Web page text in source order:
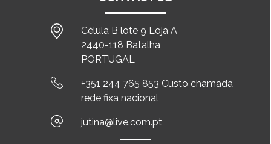
Célula B lote 9 Loja A
2440-118 Batalha
PORTUGAL
+351 244 765 853 Custo chamada
rede fixa nacional
jutina@live.com.pt